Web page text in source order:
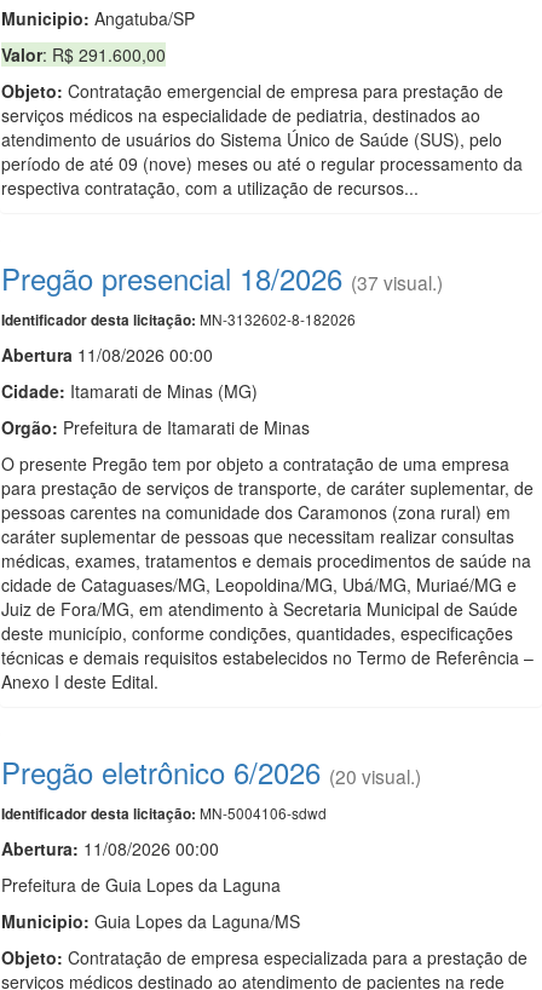
Municipio: Angatuba/SP
Valor: R$ 291.600,00
Objeto: Contratação emergencial de empresa para prestação de
serviços médicos na especialidade de pediatria, destinados ao
atendimento de usuários do Sistema Único de Saúde (SUS), pelo
período de até 09 (nove) meses ou até o regular processamento da
respectiva contratação, com a utilização de recursos...
Pregão presencial 18/2026 (37 visual.)
Identificador desta licitação: MN-3132602-8-182026
Abertura 11/08/2026 00:00
Cidade: Itamarati de Minas (MG)
Orgão: Prefeitura de Itamarati de Minas
O presente Pregão tem por objeto a contratação de uma empresa
para prestação de serviços de transporte, de caráter suplementar, de
pessoas carentes na comunidade dos Caramonos (zona rural) em
caráter suplementar de pessoas que necessitam realizar consultas
médicas, exames, tratamentos e demais procedimentos de saúde na
cidade de Cataguases/MG, Leopoldina/MG, Ubá/MG, Muriaé/MG e
Juiz de Fora/MG, em atendimento à Secretaria Municipal de Saúde
deste município, conforme condições, quantidades, especificações
técnicas e demais requisitos estabelecidos no Termo de Referência –
Anexo I deste Edital.
Pregão eletrônico 6/2026 (20 visual.)
Identificador desta licitação: MN-5004106-sdwd
Abertura: 11/08/2026 00:00
Prefeitura de Guia Lopes da Laguna
Municipio: Guia Lopes da Laguna/MS
Objeto: Contratação de empresa especializada para a prestação de
serviços médicos destinado ao atendimento de pacientes na rede